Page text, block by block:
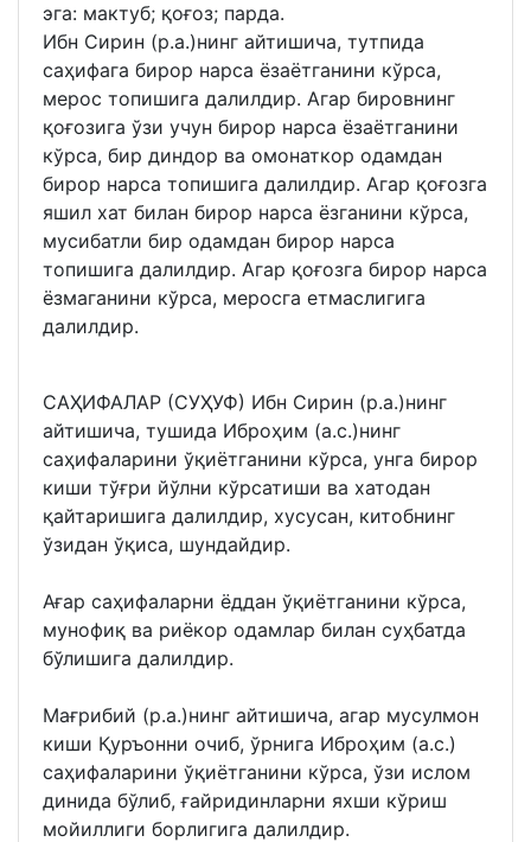
эга: мактуб; қоғоз; парда.
Ибн Сирин (р.а.)нинг айтишича, тутпида
саҳифага бирор нарса ёзаётганини кўрса,
мерос топишига далилдир. Агар бировнинг
қоғозига ўзи учун бирор нарса ёзаётганини
кўрса, бир диндор ва омонаткор одамдан
бирор нарса топишига далилдир. Агар қоғозга
яшил хат билан бирор нарса ёзганини кўрса,
мусибатли бир одамдан бирор нарса
топишига далилдир. Агар қоғозга бирор нарса
ёзмаганини кўрса, меросга етмаслигига
далилдир.
САҲИФАЛАР (СУҲУФ) Ибн Сирин (р.а.)нинг
айтишича, тушида Иброҳим (а.с.)нинг
саҳифаларини ўқиётганини кўрса, унга бирор
киши тўғри йўлни кўрсатиши ва хатодан
қайтаришига далилдир, хусусан, китобнинг
ўзидан ўқиса, шундайдир.
Ағар саҳифаларни ёддан ўқиётганини кўрса,
мунофиқ ва риёкор одамлар билан суҳбатда
бўлишига далилдир.
Мағрибий (р.а.)нинг айтишича, агар мусулмон
киши Қуръонни очиб, ўрнига Иброҳим (а.с.)
саҳифаларини ўқиётганини кўрса, ўзи ислом
динида бўлиб, ғайридинларни яхши кўриш
мойиллиги борлигига далилдир.